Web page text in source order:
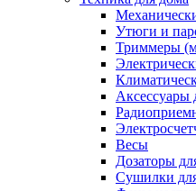
Утюги и
Триммеры
Аксессуары
Весы
Дозаторы
Сушилки